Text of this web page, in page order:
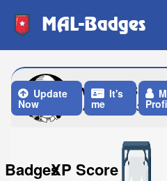
MAL-Badges
wrath3435
Last Update: 3
Update
Now
It's
me
BadgesXP Score